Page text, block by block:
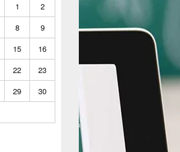
1
2
8
9
15
16
22
23
29
30